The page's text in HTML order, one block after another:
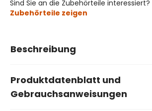
Sind Sie an die Zubehörteile interessiert?
Zubehörteile zeigen
Beschreibung
Produktdatenblatt und
Gebrauchsanweisungen